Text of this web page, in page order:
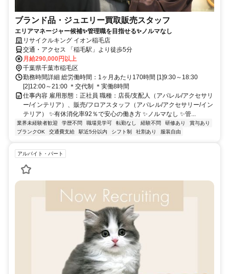
ブランド品・ジュエリー買取販売スタッフ
エリアマネージャー候補✨管理職を目指せる✨ノルマなし
リサイクルキング イオン稲毛店
交通・アクセス 「稲毛駅」より徒歩5分
月給290,000円以上
千葉県千葉市稲毛区
勤務時間詳細 総労働時間：1ヶ月あたり170時間 [1]9:30～18:30
[2]12:00～21:00 ＊交代制 ＊実働8時間
仕事内容 雇用形態：正社員 職種：店長/支配人（アパレル/アクセサリ
ー/インテリア）、販売/フロアスタッフ（アパレル/アクセサリー/イン
テリア） ✨有休消化率92％で安心の働き方 ✨ノルマなし ✨管...
業界未経験者歓迎 学歴不問 職場見学可 転勤なし 経験不問 研修あり
賞与あり
ブランクOK
交通費支給 駅近5分以内 シフト制 社割あり 服装自由
アルバイト・パート